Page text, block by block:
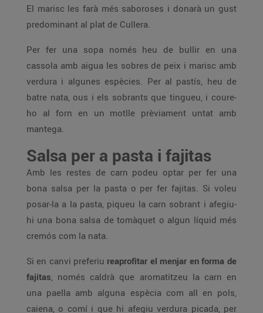
El marisc les farà més saboroses i donarà un gust
predominant al plat de Cullera.
Per fer una sopa només heu de bullir en una
cassola amb aigua les sobres de peix i marisc amb
verdura i algunes espècies. Per al pastís, heu de
batre nata, ous i els sobrants que tingueu, i coure-
ho al forn en un motlle prèviament untat amb
mantega.
Salsa per a pasta i fajitas
Amb les restes de carn podeu optar per fer una
bona salsa per la pasta o per fer fajitas. Si voleu
posar-la a la pasta, piqueu la carn sobrant i afegiu-
hi una bona salsa de tomàquet o algun líquid més
cremós com la nata.
Si en canvi preferiu reaprofitar el menjar en forma de
fajitas, només caldrà que aromatitzeu la carn en
una paella amb alguna espècia com all en pols,
caiena, o comí i que hi afegiu verdura picada, per